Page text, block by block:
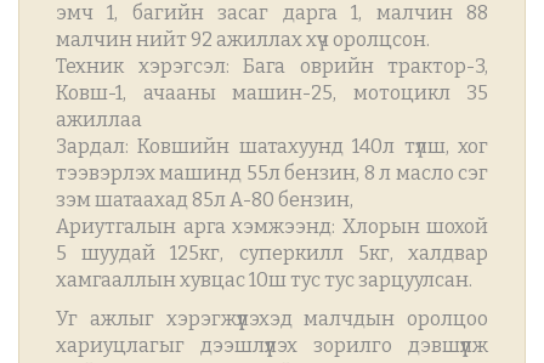
эмч 1, багийн засаг дарга 1, малчин 88
малчин нийт 92 ажиллах хүч оролцсон.
Техник хэрэгсэл: Бага оврийн трактор-3,
Ковш-1, ачааны машин-25, мотоцикл 35
ажиллаа
Зардал: Ковшийн шатахуунд 140л түлш, хог
тээвэрлэх машинд 55л бензин, 8 л масло сэг
зэм шатаахад 85л А-80 бензин,
Ариутгалын арга хэмжээнд: Хлорын шохой
5 шуудай 125кг, суперкилл 5кг, халдвар
хамгааллын хувцас 10ш тус тус зарцуулсан.
Уг ажлыг хэрэгжүүлэхэд малчдын оролцоо
хариуцлагыг дээшлүүлэх зорилго дэвшүүлж